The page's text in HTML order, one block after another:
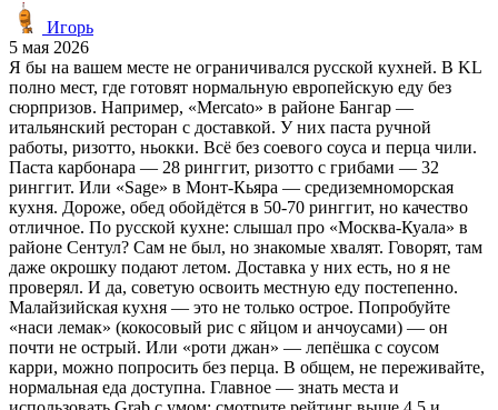
Игорь
5 мая 2026
Я бы на вашем месте не ограничивался русской кухней. В KL
полно мест, где готовят нормальную европейскую еду без
сюрпризов. Например, «Mercato» в районе Бангар —
итальянский ресторан с доставкой. У них паста ручной
работы, ризотто, ньокки. Всё без соевого соуса и перца чили.
Паста карбонара — 28 ринггит, ризотто с грибами — 32
ринггит. Или «Sage» в Монт-Кьяра — средиземноморская
кухня. Дороже, обед обойдётся в 50-70 ринггит, но качество
отличное. По русской кухне: слышал про «Москва-Куала» в
районе Сентул? Сам не был, но знакомые хвалят. Говорят, там
даже окрошку подают летом. Доставка у них есть, но я не
проверял. И да, советую освоить местную еду постепенно.
Малайзийская кухня — это не только острое. Попробуйте
«наси лемак» (кокосовый рис с яйцом и анчоусами) — он
почти не острый. Или «роти джан» — лепёшка с соусом
карри, можно попросить без перца. В общем, не переживайте,
нормальная еда доступна. Главное — знать места и